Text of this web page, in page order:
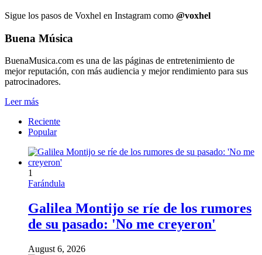
Sigue los pasos de Voxhel en Instagram como @voxhel
Buena Música
BuenaMusica.com es una de las páginas de entretenimiento de
mejor reputación, con más audiencia y mejor rendimiento para sus
patrocinadores.
Leer más
Reciente
Popular
1
Farándula
Galilea Montijo se ríe de los rumores
de su pasado: 'No me creyeron'
August 6, 2026